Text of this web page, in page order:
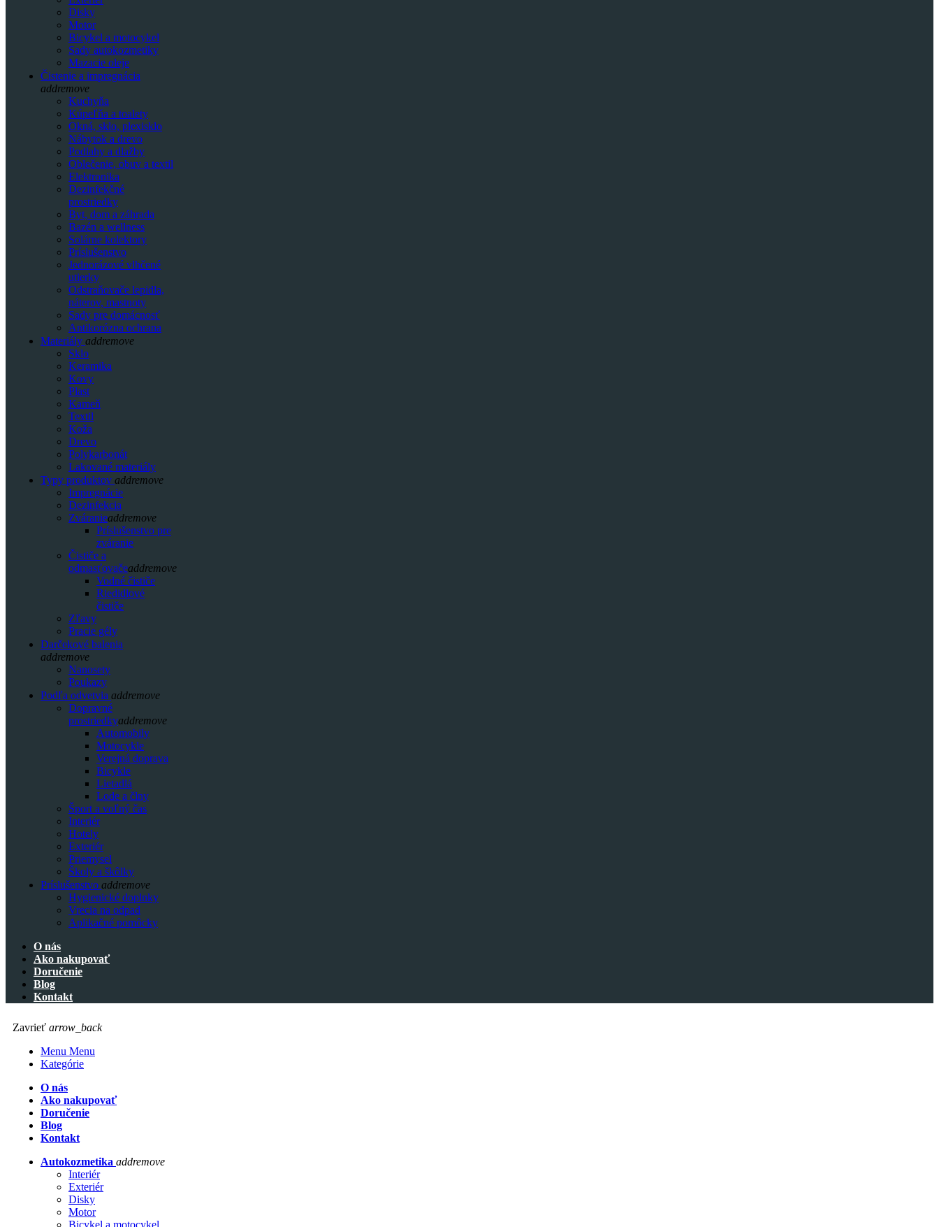
Disky
Motor
Bicykel a motocykel
Sady autokozmetiky
Mazacie oleje
Čistenie a impregnácia
addremove
Kuchyňa
Kúpeľňa a toalety
Okná, sklo, plexisklo
Nábytok a drevo
Podlahy a dlažby
Oblečenie, obuv a textil
Elektronika
Dezinfekčné
prostriedky
Byt, dom a záhrada
Bazén a wellness
Solárne kolektory
Príslušenstvo
Jednorázové vlhčené
utierky
Odstraňovače lepidla,
náterov, mastnoty
Sady pre domácnosť
Antikorózna ochrana
Materiály addremove
Sklo
Keramika
Kovy
Plast
Kameň
Textil
Koža
Drevo
Polykarbonát
Lakované materiály
Typy produktov addremove
Impregnácie
Dezinfekcia
Zváranieaddremove
Príslušenstvo pre
zváranie
Čističe a
odmasťovačeaddremove
Vodné čističe
Riedidlové
čističe
Zľavy
Pracie gély
Darčekové balenia
addremove
Nanosety
Poukazy
Podľa odvetvia addremove
Dopravné
prostriedkyaddremove
Automobily
Motocykle
Verejná doprava
Bicykle
Lietadlá
Lode a člny
Šport a voľný čas
Interiér
Hotely
Exteriér
Priemysel
Školy a škôlky
Príslušenstvo addremove
Hygienické doplnky
Vrecia na odpad
Aplikačné pomôcky
O nás
Ako nakupovať
Doručenie
Blog
Kontakt
Zavrieť arrow_back
Menu Menu
Kategórie
O nás
Ako nakupovať
Doručenie
Blog
Kontakt
Autokozmetika addremove
Interiér
Exteriér
Disky
Motor